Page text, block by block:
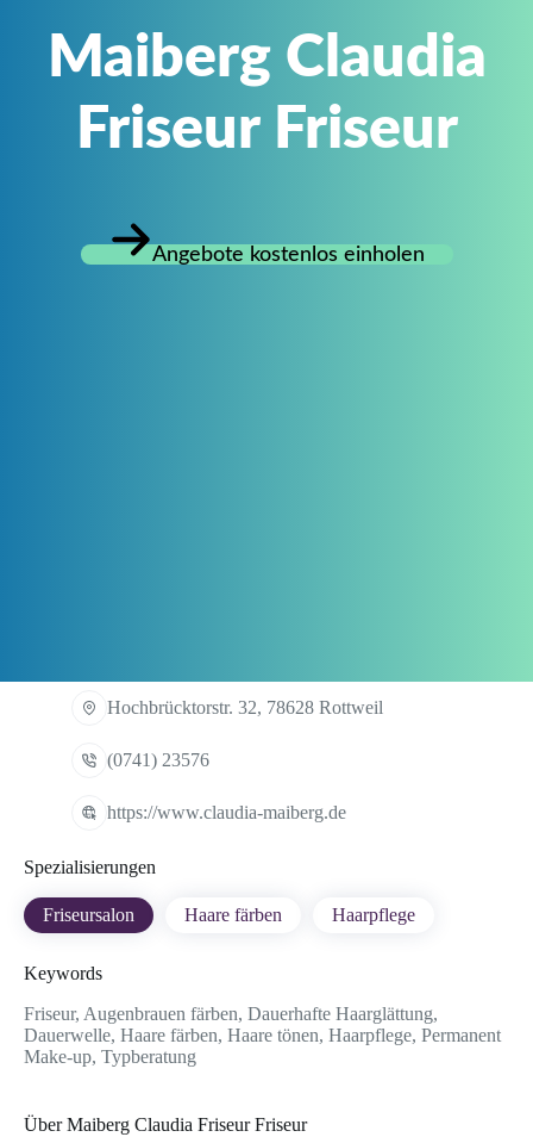
Maiberg Claudia
Friseur Friseur
Angebote kostenlos einholen
Hochbrücktorstr. 32, 78628 Rottweil
(0741) 23576
https://www.claudia-maiberg.de
Spezialisierungen
Friseursalon Haare färben Haarpflege
Keywords
Friseur, Augenbrauen färben, Dauerhafte Haarglättung,
Dauerwelle, Haare färben, Haare tönen, Haarpflege, Permanent
Make-up, Typberatung
Über Maiberg Claudia Friseur Friseur